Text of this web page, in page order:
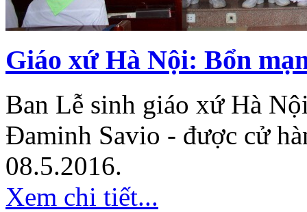
Giáo xứ Hà Nội: Bổn
Ban Lễ sinh giáo xứ Hà
Đaminh Savio - được cử
08.5.2016.
Xem chi tiết...